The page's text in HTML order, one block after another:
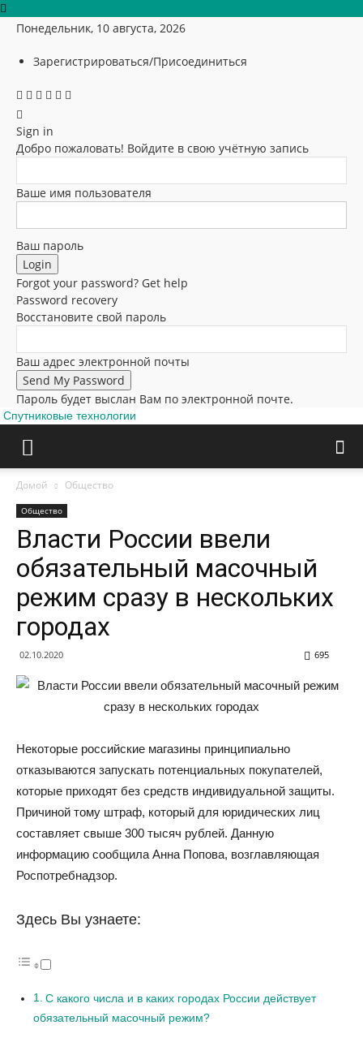
Понедельник, 10 августа, 2026
Зарегистрироваться/Присоединиться
Sign in
Добро пожаловать! Войдите в свою учётную запись
Ваше имя пользователя
Ваш пароль
Forgot your password? Get help
Password recovery
Восстановите свой пароль
Ваш адрес электронной почты
Пароль будет выслан Вам по электронной почте.
Спутниковые технологии
Домой Общество
Общество
Власти России ввели
обязательный масочный
режим сразу в нескольких
городах
02.10.2020 695
Некоторые российские магазины принципиально
отказываются запускать потенциальных покупателей,
которые приходят без средств индивидуальной защиты.
Причиной тому штраф, который для юридических лиц
составляет свыше 300 тысяч рублей. Данную
информацию сообщила Анна Попова, возглавляющая
Роспотребнадзор.
Здесь Вы узнаете:
С какого числа и в каких городах России действует
обязательный масочный режим?